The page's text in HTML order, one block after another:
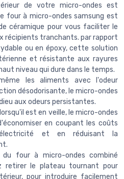
de votre micro-ondes est
four à micro-ondes samsung est
céramique pour vous faciliter le
récipients tranchants. par rapport
ou en époxy, cette solution
et résistante aux rayures
niveau qui dure dans le temps.
les aliments avec l'odeur
désodorisante, le micro-ondes
aux odeurs persistantes.
est en veille, le micro-ondes
en coupant les coûts
et en réduisant la
du four à micro-ondes combiné
retirer le plateau tournant pour
pour introduire facilement